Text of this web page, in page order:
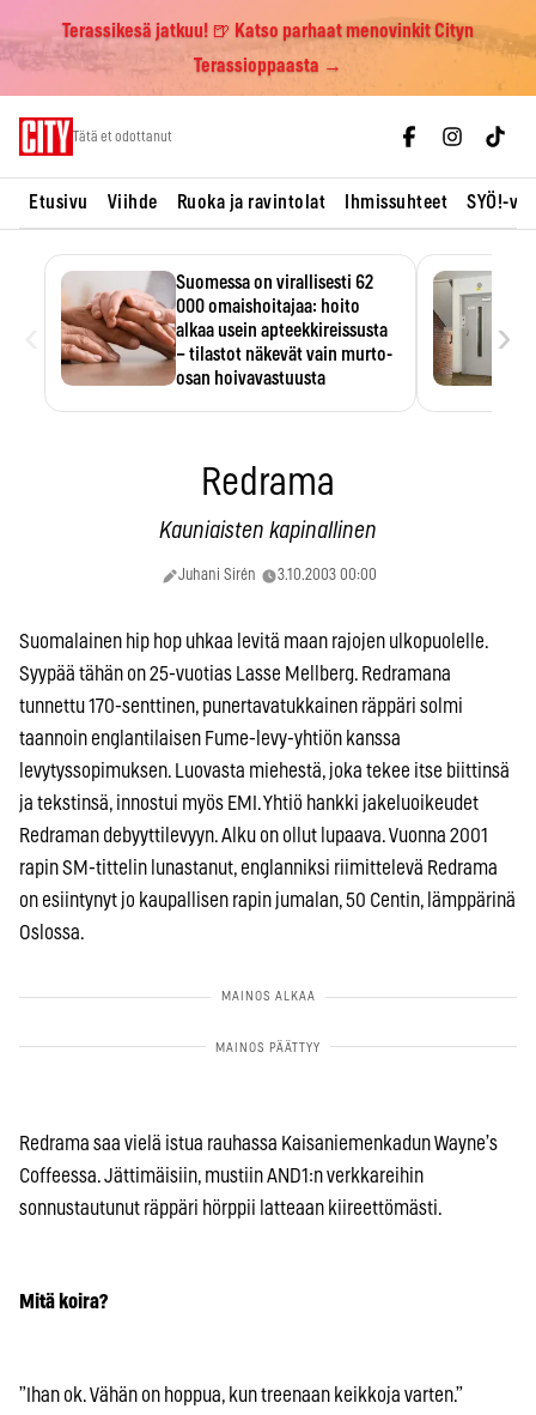
Terassikesä jatkuu! 🍺 Katso parhaat menovinkit Cityn
Terassioppaasta →
Tätä et odottanut
Etusivu Viihde Ruoka ja ravintolat Ihmissuhteet SYÖ!-
Suomessa on virallisesti 62
000 omaishoitajaa: hoito
alkaa usein apteekkireissusta
– tilastot näkevät vain murto-
osan hoivavastuusta
›
Redrama
Kauniaisten kapinallinen
Juhani Sirén 3.10.2003 00:00
Suomalainen hip hop uhkaa levitä maan rajojen ulkopuolelle.
Syypää tähän on 25-vuotias Lasse Mellberg. Redramana
tunnettu 170-senttinen, punertavatukkainen räppäri solmi
taannoin englantilaisen Fume-levy-yhtiön kanssa
levytyssopimuksen. Luovasta miehestä, joka tekee itse biittinsä
ja tekstinsä, innostui myös EMI. Yhtiö hankki jakeluoikeudet
Redraman debyyttilevyyn. Alku on ollut lupaava. Vuonna 2001
rapin SM-tittelin lunastanut, englanniksi riimittelevä Redrama
on esiintynyt jo kaupallisen rapin jumalan, 50 Centin, lämppärinä
Oslossa.
Redrama saa vielä istua rauhassa Kaisaniemenkadun Wayne’s
Coffeessa. Jättimäisiin, mustiin AND1:n verkkareihin
sonnustautunut räppäri hörppii latteaan kiireettömästi.
Mitä koira?
”Ihan ok. Vähän on hoppua, kun treenaan keikkoja varten.”